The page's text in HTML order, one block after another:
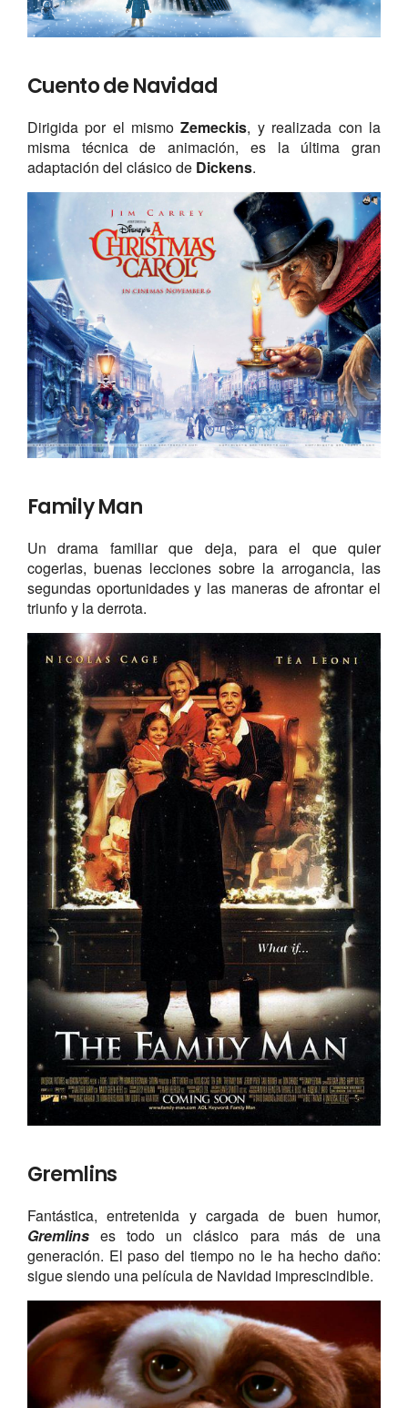
Cuento de Navidad
Dirigida por el mismoZemeckis, y realizada con la
misma técnica de animación, es la última gran
adaptación del clásico de Dickens.
Family Man
Un drama familiar que deja, para el que quier
cogerlas, buenas lecciones sobre la arrogancia, las
segundas oportunidades y las maneras de afrontar el
triunfo y la derrota.
Gremlins
Fantástica, entretenida y cargada de buen humor,
Gremlinses todo un clásico para más de una
generación. El paso del tiempo no le ha hecho daño:
sigue siendo una película de Navidad imprescindible.